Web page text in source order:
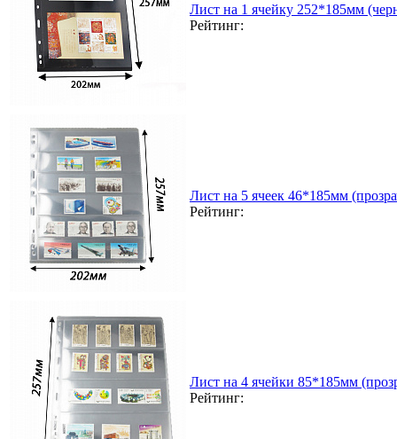
Лист на 1 ячейку 252*185мм
Рейтинг:
Лист на 5 ячеек 46*185мм
Рейтинг:
Лист на 4 ячейки 85*185мм
Рейтинг: